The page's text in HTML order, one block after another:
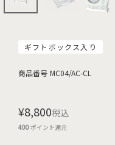
ギフトボックス入り
商品番号 MC04/AC-CL
¥8,800税込
400ポイント還元